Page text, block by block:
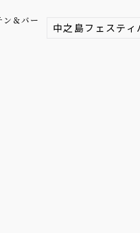
＆バー
中之島フェステ